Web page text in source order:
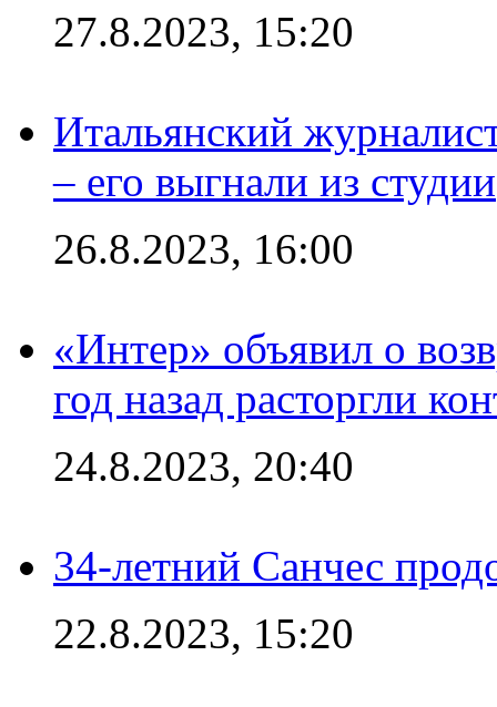
27.8.2023, 15:20
Итальянский
– его выгнали из студии
26.8.2023, 16:00
«Интер» объявил о
год назад расторгли
24.8.2023, 20:40
34-летний Санчес
22.8.2023, 15:20